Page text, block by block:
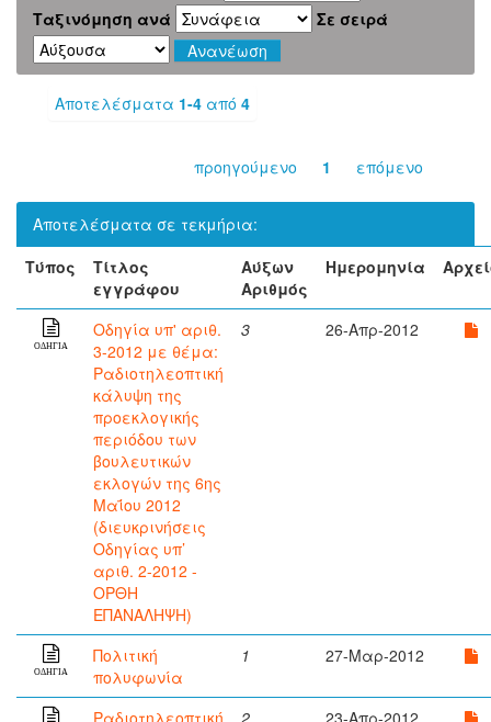
Ταξινόμηση ανά
Σε σειρά
Αποτελέσματα 1-4 από 4
προηγούμενο 1 επόμενο
Αποτελέσματα σε τεκμήρια:
Τύπος
Τίτλος
εγγράφου
Αύξων
Αριθμός
Ημερομηνία
ΟΔΗΓΙΑ
Οδηγία υπ' αριθ.
3-2012 με θέμα:
Ραδιοτηλεοπτική
κάλυψη της
προεκλογικής
περιόδου των
βουλευτικών
εκλογών της 6ης
Μαΐου 2012
(διευκρινήσεις
Οδηγίας υπ’
αριθ. 2-2012 -
ΟΡΘΗ
ΕΠΑΝΑΛΗΨΗ)
3 26-Απρ-2012
ΟΔΗΓΙΑ
Πολιτική
πολυφωνία
1 27-Μαρ-2012
Ραδιοτηλεοπτική
2 23-Απρ-2012